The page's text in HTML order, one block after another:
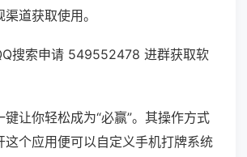
道获取使用。
搜索申请 549552478 进群获取软
让你轻松成为“必赢”。其操作方式
这个应用便可以自定义手机打牌系统